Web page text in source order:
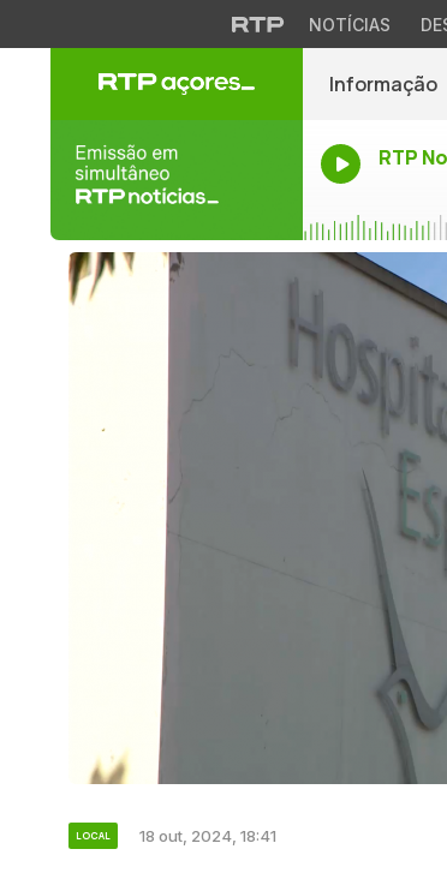
NOTÍCIAS
Informação
RTP
LOCAL 18 out, 2024, 18:41